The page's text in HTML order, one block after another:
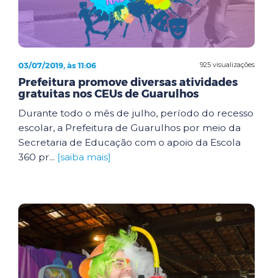
925 visualizações
03/07/2019, às 11:06
Prefeitura promove diversas atividades
gratuitas nos CEUs de Guarulhos
Durante todo o mês de julho, período do recesso
escolar, a Prefeitura de Guarulhos por meio da
Secretaria de Educação com o apoio da Escola
360 pr... [saiba mais]